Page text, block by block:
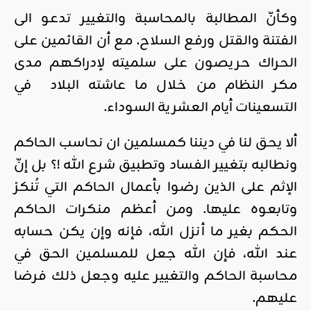
وكأنّ المطالبة بالمحاسبة والتغيير تدعو الى
الفتنة والقتل ورفع السلاح. مع أن القائمين على
الحراك حريصون على سلميته لإدراكهم مدى
مكر النظام من خلال ما عاشته البلاد في
التسعينات أيام العشرية السوداء.
ألا يحق لنا في ديننا كمسلمين ان نحاسب الحاكم
ونطالبه بتغيير الفساد وتطبيق شرع الله !؟ بل إنّ
الإثم على الذين رضوا بأعمال الحاكم التي تُنكرْ
وتابعوه عليها. ومن أعظم منكرات الحاكم
الحكم بغير ما أنزل الله، فإنه وإن يكن حسابه
عند الله، فإن الله جعل للمسلمين الحق في
محاسبة الحاكم والتغيير عليه وجعل ذلك فرضا
عليهم.